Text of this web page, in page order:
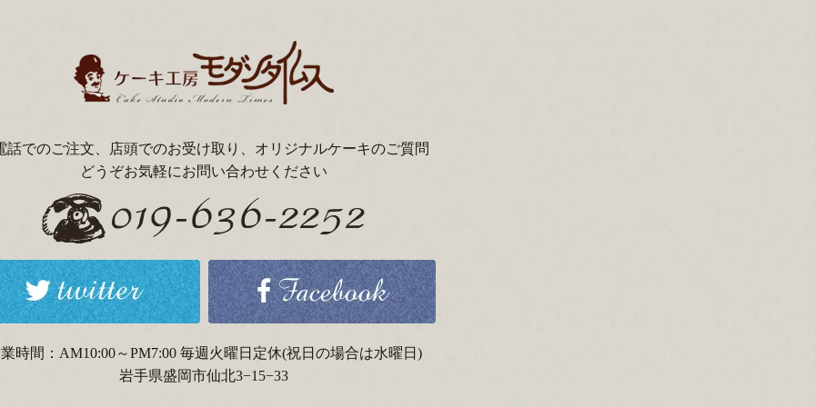
話でのご注文、店頭でのお受け取り、オリジナルケーキのご質問
どうぞお気軽にお問い合わせください
時間：AM10:00～PM7:00 毎週火曜日定休(祝日の場合は水曜日)
岩手県盛岡市仙北3−15−33